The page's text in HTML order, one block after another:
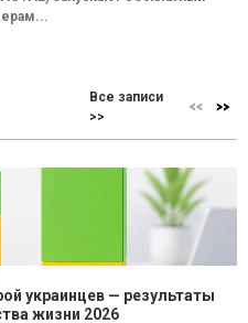
Все записи
>>
украинцев — результаты
жизни 2026